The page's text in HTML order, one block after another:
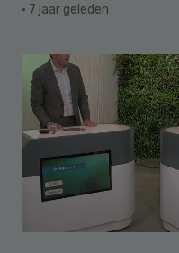
· 7 jaar geleden